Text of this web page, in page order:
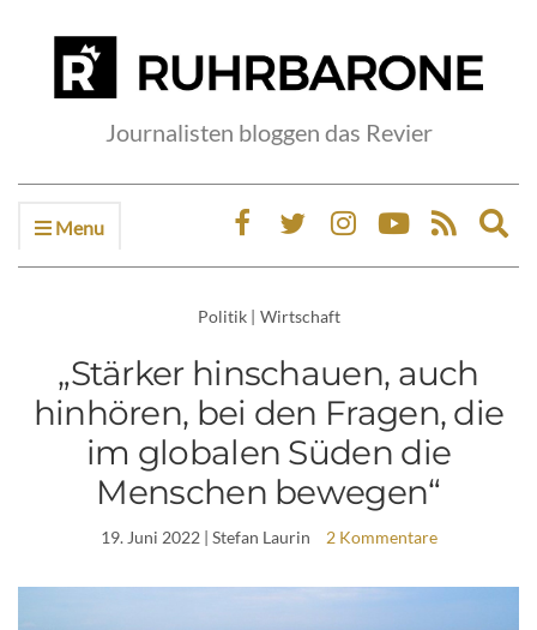
Journalisten bloggen das Revier
Menu
Politik | Wirtschaft
„Stärker hinschauen, auch
hinhören, bei den Fragen, die
im globalen Süden die
Menschen bewegen“
19. Juni 2022| Stefan Laurin 2 Kommentare